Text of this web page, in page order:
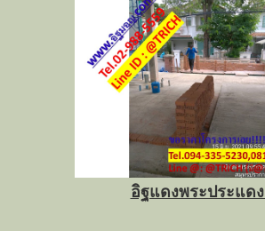
อิฐแดงพระประแดง